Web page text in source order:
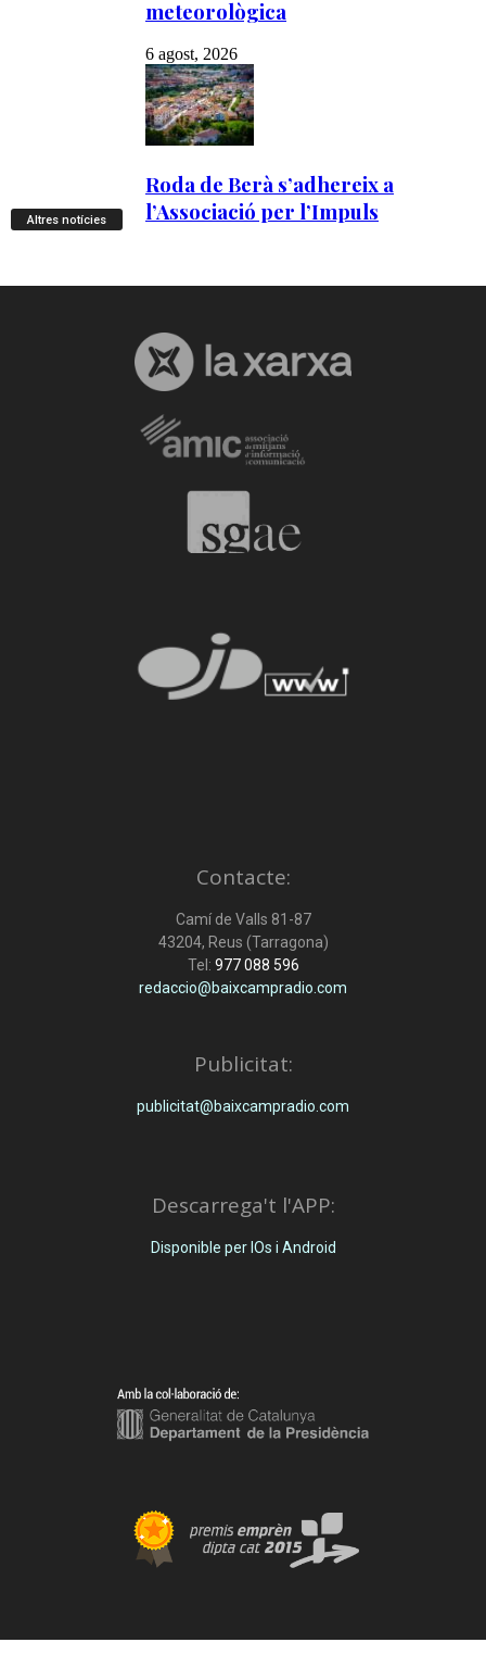
Altres notícies
Contacte:
Camí de Valls 81-87
43204, Reus (Tarragona)
Tel: 977 088 596
redaccio@baixcampradio.com
Publicitat:
publicitat@baixcampradio.com
Descarrega't l'APP:
Disponible per IOs i Android